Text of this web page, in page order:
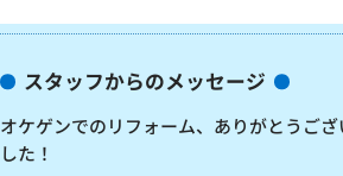
スタッフからのメッセージ
オケゲンでのリフォーム、ありがとうござ
した！